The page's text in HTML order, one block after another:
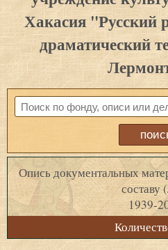
Хакасия "Русский
драматический
Опись документальных
1939-